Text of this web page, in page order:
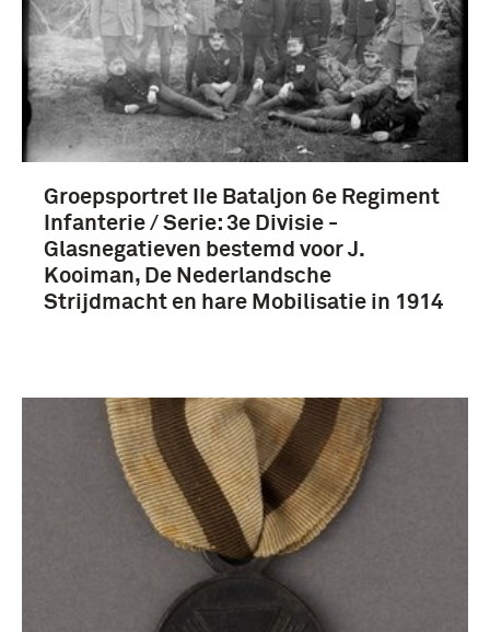
Groepsportret IIe Bataljon 6e Regiment
Infanterie / Serie: 3e Divisie -
Glasnegatieven bestemd voor J.
Kooiman, De Nederlandsche
Strijdmacht en hare Mobilisatie in 1914